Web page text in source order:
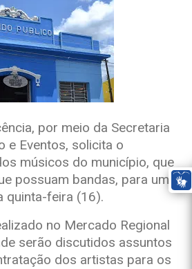
por meio da Secretaria
e Eventos, solicita o
músicos do município, que
possuam bandas, para uma
quinta-feira (16).
no Mercado Regional
serão discutidos assuntos
dos artistas para os